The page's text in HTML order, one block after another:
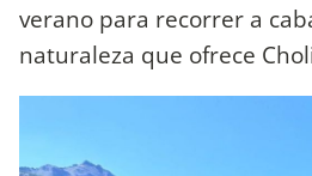
verano para recorrer a
naturaleza que ofrece